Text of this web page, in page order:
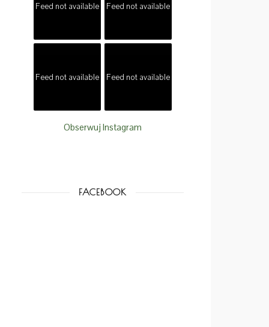
Feed not available Feed not available
Feed not available Feed not available
Obserwuj Instagram
FACEBOOK